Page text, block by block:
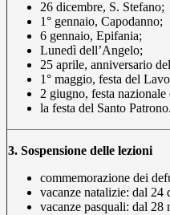
26 dicembre, S. Stefano;
1° gennaio, Capodanno;
6 gennaio, Epifania;
Lunedì dell’Angelo;
25 aprile, anniversario
1° maggio, festa del
2 giugno, festa
la festa del Santo Patrono.
3. Sospensione delle lezioni
commemorazione dei
vacanze natalizie: dal 24
vacanze pasquali: dal 28